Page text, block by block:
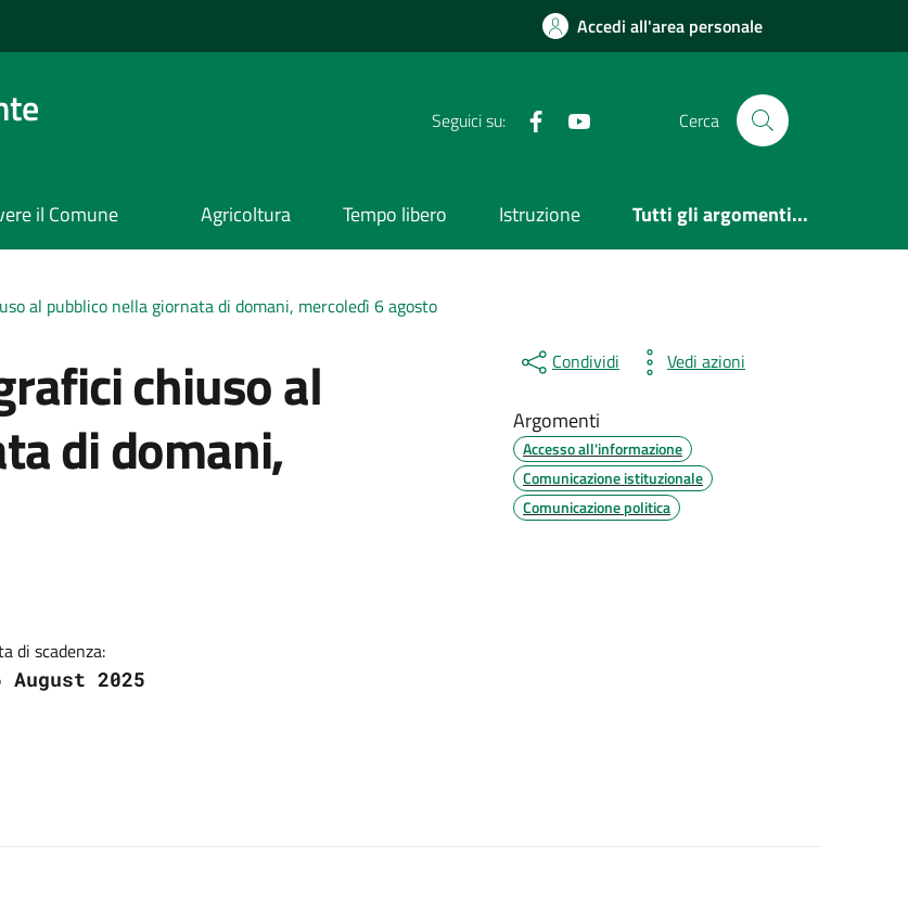
Accedi all'area personale
Seguici su: Facebook Cerca
il Comune Agricoltura Tempo libero Istruzione Tutti gli argomenti...
al pubblico nella giornata di domani, mercoledì 6 agosto
chiuso al
di domani,
di scadenza:
August 2025
Condividi Vedi azioni
Argomenti
Accesso all'informazione
Comunicazione istituzionale
Comunicazione politica